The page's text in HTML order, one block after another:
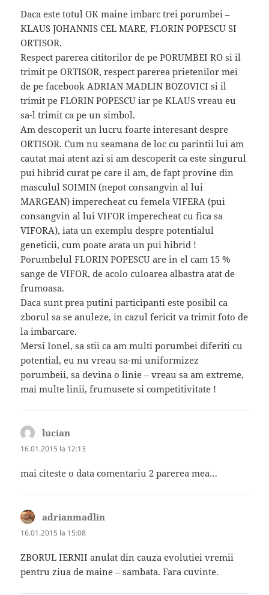
Daca este totul OK maine imbarc trei porumbei –
KLAUS JOHANNIS CEL MARE, FLORIN POPESCU SI
ORTISOR.
Respect parerea cititorilor de pe PORUMBEI RO si il
trimit pe ORTISOR, respect parerea prietenilor mei
de pe facebook ADRIAN MADLIN BOZOVICI si il
trimit pe FLORIN POPESCU iar pe KLAUS vreau eu
sa-l trimit ca pe un simbol.
Am descoperit un lucru foarte interesant despre
ORTISOR. Cum nu seamana de loc cu parintii lui am
cautat mai atent azi si am descoperit ca este singurul
pui hibrid curat pe care il am, de fapt provine din
masculul SOIMIN (nepot consangvin al lui
MARGEAN) imperecheat cu femela VIFERA (pui
consangvin al lui VIFOR imperecheat cu fica sa
VIFORA), iata un exemplu despre potentialul
geneticii, cum poate arata un pui hibrid !
Porumbelul FLORIN POPESCU are in el cam 15 %
sange de VIFOR, de acolo culoarea albastra atat de
frumoasa.
Daca sunt prea putini participanti este posibil ca
zborul sa se anuleze, in cazul fericit va trimit foto de
la imbarcare.
Mersi Ionel, sa stii ca am multi porumbei diferiti cu
potential, eu nu vreau sa-mi uniformizez
porumbeii, sa devina o linie – vreau sa am extreme,
mai multe linii, frumusete si competitivitate !
lucian
16.01.2015 la 12:13
mai citeste o data comentariu 2 parerea mea…
adrianmadlin
16.01.2015 la 15:08
ZBORUL IERNII anulat din cauza evolutiei vremii
pentru ziua de maine – sambata. Fara cuvinte.